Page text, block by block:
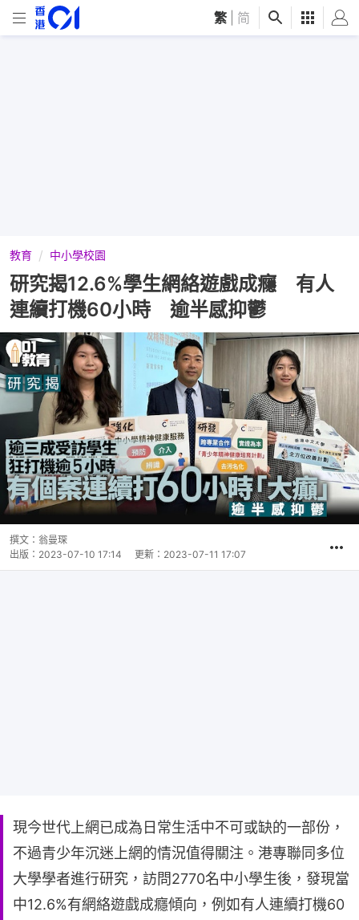
繁 简
教育 中小學校園
研究揭12.6%學生網絡遊戲成癮 有人
連續打機60小時 逾半感抑鬱
撰文： 翁曼琛
出版： 2023-07-10 17:14 更新： 2023-07-11 17:07
現今世代上網已成為日常生活中不可或缺的一部份，
不過青少年沉迷上網的情況值得關注。港專聯同多位
大學學者進行研究，訪問2770名中小學生後，發現當
中12.6%有網絡遊戲成癮傾向，例如有人連續打機60